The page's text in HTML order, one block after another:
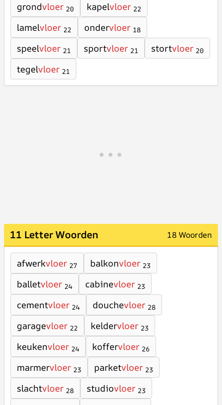
grondvloer 20 kapelvloer 22
lamelvloer 22 ondervloer 18
speelvloer 21 sportvloer 21 stortvloer 20
tegelvloer 21
11 Letter Woorden 18 Woorden
afwerkvloer 27 balkonvloer 23
balletvloer 24 cabinevloer 23
cementvloer 24 douchevloer 28
garagevloer 22 keldervloer 23
keukenvloer 24 koffervloer 26
marmervloer 23 parketvloer 23
slachtvloer 28 studiovloer 23